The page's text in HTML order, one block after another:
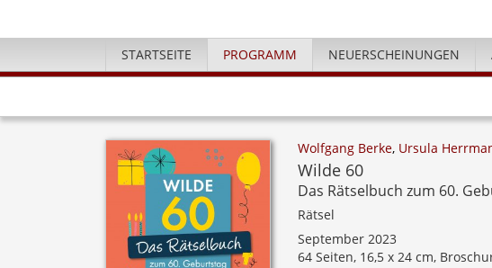
STARTSEITE PROGRAMM NEUERSCHEINUNGEN
Wolfgang Berke, Ursula
Wilde 60
Das Rätselbuch zum 60.
Rätsel
September 2023
64 Seiten, 16,5 x 24 cm,